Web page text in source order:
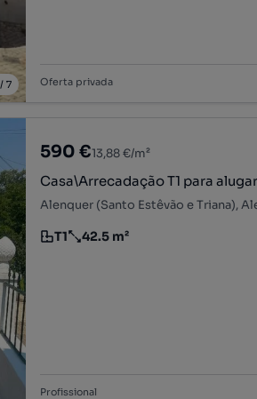
7 Oferta privada
590 €13,88 €/m²
Casa\Arrecadação T1 para alugar
Alenquer (Santo Estêvão e Triana),
Tipologia
T1
Preço por metro quadrado
42.5 m²
Profissional